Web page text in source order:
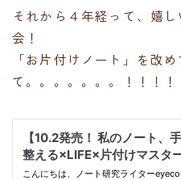
それから４年経って、嬉
会！
「お片付けノート」を改
て。。。。。。。！！！！